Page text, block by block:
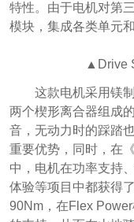
特性。由于电机对第
模块，集成各类单元
▲Drive
这款电机采用镁
两个楔形离合器组成
音，无动力时的踩踏
重要优势，同时，在
中，电机在功率支持
体验等项目中都获得
90Nm，在Flex